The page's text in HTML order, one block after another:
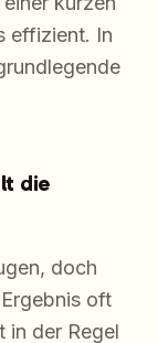
effizient. In
die
doch
oft
in der Regel